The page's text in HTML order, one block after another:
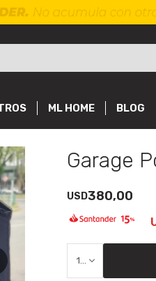
ML HOME BLOG
Garage
USD380,00